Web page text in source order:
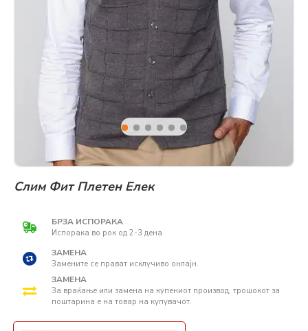
Слим Фит Плетен Елек
БРЗА ИСПОРАКА
Испорака во рок од 2-3 дена
ЗАМЕНА
Замените се прават исклучиво онлајн.
ЗАМЕНА
За враќање или замена на купениот производ, трошокот за
поштарина е на товар на купувачот.